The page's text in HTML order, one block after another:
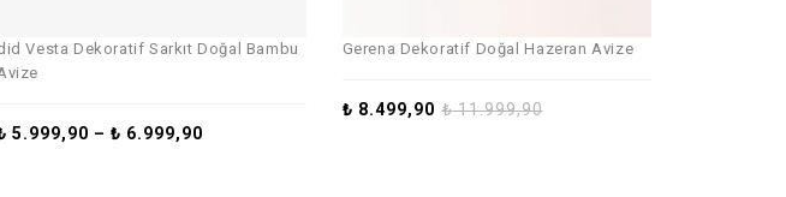
Vesta Dekoratif Sarkıt Doğal Bambu
5.999,90 – ₺ 6.999,90
Gerena Dekoratif Doğal Hazeran Avize
₺11.999,90
₺ 8.499,90